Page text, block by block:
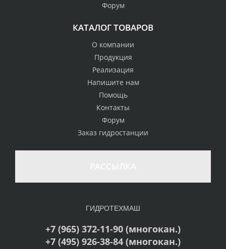
Форум
КАТАЛОГ ТОВАРОВ
О компании
Продукция
Реализация
Напишите нам
Помощь
Контакты
Форум
Заказ гидростанции
ГИДРОТЕХМАШ
+7 (965) 372-11-90 (многокан.)
+7 (495) 926-38-84 (многокан.)